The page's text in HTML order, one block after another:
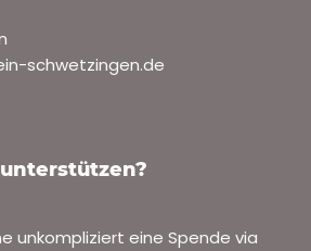
schwetzingen.de
unkompliziert eine Spende via